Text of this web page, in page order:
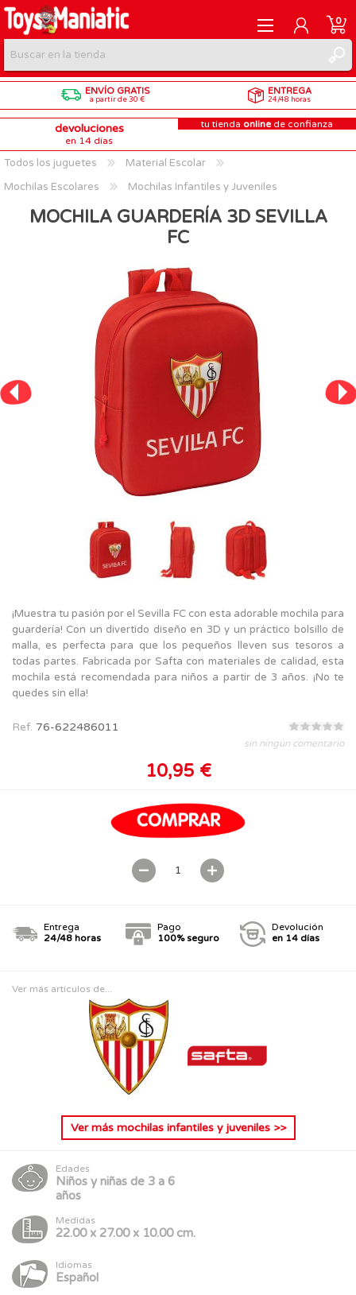
REGISTRARME
INICIAR SESIÓN
0
ENVÍO GRATIS
a partir de 30 €
ENTREGA
24/48 horas
devoluciones
en 14 días
tu tienda online de confianza
Todos los juguetes
Material Escolar
Mochilas Escolares
Mochilas Infantiles y Juveniles
MOCHILA GUARDERÍA 3D SEVILLA
FC
¡Muestra tu pasión por el Sevilla FC con esta adorable mochila para
guardería! Con un divertido diseño en 3D y un práctico bolsillo de
malla, es perfecta para que los pequeños lleven sus tesoros a
todas partes. Fabricada por Safta con materiales de calidad, esta
mochila está recomendada para niños a partir de 3 años. ¡No te
quedes sin ella!
Ref. 76-622486011
sin ningún comentario
10,95 €
Entrega
24/48 horas
Pago
100% seguro
Devolución
en 14 días
Ver más artículos de...
Ver más mochilas infantiles y juveniles>>
Edades
Niños y niñas de 3 a 6
años
Medidas
22.00 x 27.00 x 10.00 cm.
Idiomas
Español